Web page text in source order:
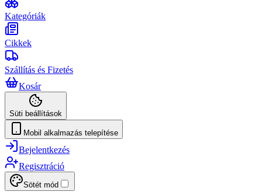
Kategóriák
Cikkek
Szállítás és Fizetés
Kosár
Süti beállítások
Mobil alkalmazás telepítése
Bejelentkezés
Regisztráció
Sötét mód